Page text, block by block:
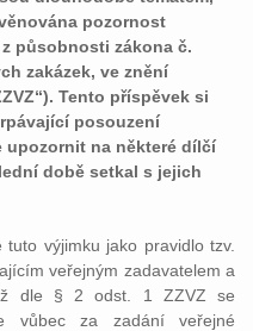
pozornost
působnosti zákona č.
zakázek, ve znění
Tento příspěvek si
posouzení
upozornit na některé dílčí
době setkal s jejich
výjimku jako pravidlo tzv.
veřejným zadavatelem a
dle § 2 odst. 1 ZZVZ se
vůbec za zadání veřejné